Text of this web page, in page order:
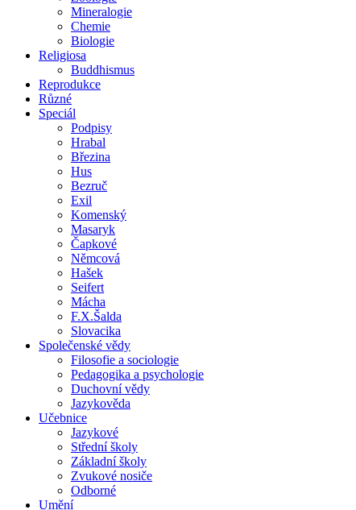
Mineralogie
Chemie
Biologie
Religiosa
Buddhismus
Reprodukce
Různé
Speciál
Podpisy
Hrabal
Březina
Hus
Bezruč
Exil
Komenský
Masaryk
Čapkové
Němcová
Hašek
Seifert
Mácha
F.X.Šalda
Slovacika
Společenské vědy
Filosofie a sociologie
Pedagogika a psychologie
Duchovní vědy
Jazykověda
Učebnice
Jazykové
Střední školy
Základní školy
Zvukové nosiče
Odborné
Umění